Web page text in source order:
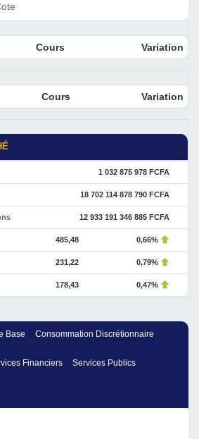
Cours Variation
Cours Variation
1 032 875 978 FCFA
18 702 114 878 790 FCFA
12 933 191 346 885 FCFA
485,48 0,66%
231,22 0,79%
178,43 0,47%
Base Consommation Discrétionnaire
Financiers Services Publics